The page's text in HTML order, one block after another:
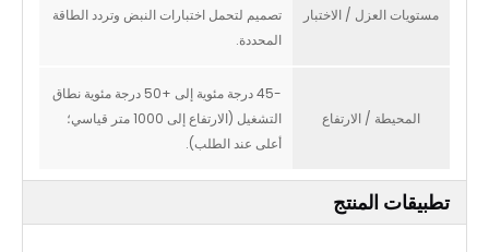
مستويات العزل / الاختبار
تصميم لتحمل اختبارات النبض وتردد الطاقة
المحددة.
المحيطة / الارتفاع
-45 درجة مئوية إلى +50 درجة مئوية نطاق
التشغيل (الارتفاع إلى 1000 متر قياسي؛
أعلى عند الطلب).
تطبيقات المنتج